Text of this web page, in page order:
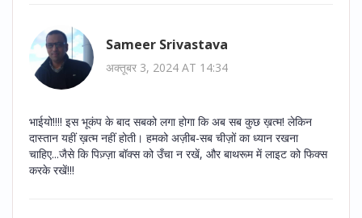
Sameer Srivastava
अक्तूबर 3, 2024 AT 14:34
भाईयो!!!! इस भूकंप के बाद सबको लगा होगा कि अब सब कुछ ख़त्म! लेकिन
दास्तान यहीं ख़त्म नहीं होती। हमको अज़ीब-सब चीज़ों का ध्यान रखना
चाहिए...जैसे कि पिज़्ज़ा बॉक्स को उँचा न रखें, और बाथरूम में लाइट को फिक्स
करके रखें!!!